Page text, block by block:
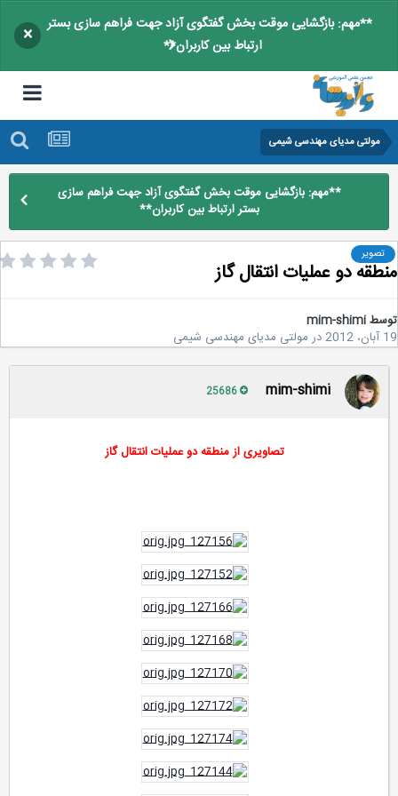
**مهم: بازگشایی موقت بخش گفتگوی آزاد جهت فراهم سازی بستر
ارتباط بین کاربران**
×
مولتی مدیای مهندسی شیمی
**مهم: بازگشایی موقت بخش گفتگوی آزاد جهت فراهم سازی
بستر ارتباط بین کاربران**
تصویر
دو عملیات انتقال گاز
mim-shimi
درمولتی مدیای مهندسی شیمی
mim-shimi
تصاویری از منطقه دو عملیات انتقال گاز